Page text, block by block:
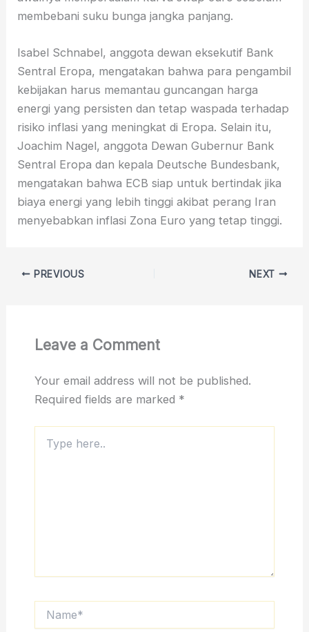
membebani suku bunga jangka panjang.
Isabel Schnabel, anggota dewan eksekutif Bank
Sentral Eropa, mengatakan bahwa para pengambil
kebijakan harus memantau guncangan harga
energi yang persisten dan tetap waspada terhadap
risiko inflasi yang meningkat di Eropa. Selain itu,
Joachim Nagel, anggota Dewan Gubernur Bank
Sentral Eropa dan kepala Deutsche Bundesbank,
mengatakan bahwa ECB siap untuk bertindak jika
biaya energi yang lebih tinggi akibat perang Iran
menyebabkan inflasi Zona Euro yang tetap tinggi.
PREVIOUS NEXT
Leave a Comment
Your email address will not be published.
Required fields are marked *
here..